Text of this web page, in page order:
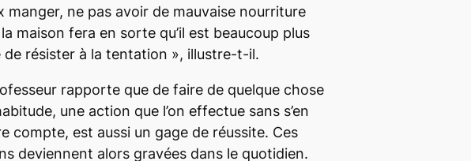
manger, ne pas avoir de mauvaise nourriture
maison fera en sorte qu’il est beaucoup plus
de résister à la tentation », illustre-t-il.
rapporte que de faire de quelque chose
une action que l’on effectue sans s’en
compte, est aussi un gage de réussite. Ces
deviennent alors gravées dans le quotidien.